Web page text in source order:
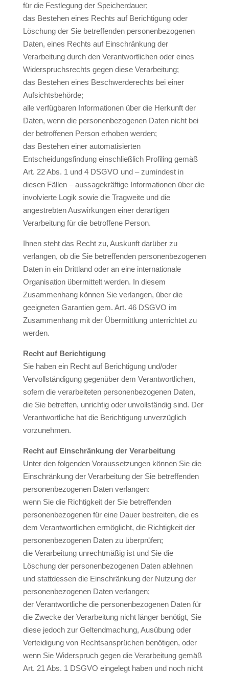
für die Festlegung der Speicherdauer;
das Bestehen eines Rechts auf Berichtigung oder
Löschung der Sie betreffenden personenbezogenen
Daten, eines Rechts auf Einschränkung der
Verarbeitung durch den Verantwortlichen oder eines
Widerspruchsrechts gegen diese Verarbeitung;
das Bestehen eines Beschwerderechts bei einer
Aufsichtsbehörde;
alle verfügbaren Informationen über die Herkunft der
Daten, wenn die personenbezogenen Daten nicht bei
der betroffenen Person erhoben werden;
das Bestehen einer automatisierten
Entscheidungsfindung einschließlich Profiling gemäß
Art. 22 Abs. 1 und 4 DSGVO und – zumindest in
diesen Fällen – aussagekräftige Informationen über die
involvierte Logik sowie die Tragweite und die
angestrebten Auswirkungen einer derartigen
Verarbeitung für die betroffene Person.
Ihnen steht das Recht zu, Auskunft darüber zu
verlangen, ob die Sie betreffenden personenbezogenen
Daten in ein Drittland oder an eine internationale
Organisation übermittelt werden. In diesem
Zusammenhang können Sie verlangen, über die
geeigneten Garantien gem. Art. 46 DSGVO im
Zusammenhang mit der Übermittlung unterrichtet zu
werden.
Recht auf Berichtigung
Sie haben ein Recht auf Berichtigung und/oder
Vervollständigung gegenüber dem Verantwortlichen,
sofern die verarbeiteten personenbezogenen Daten,
die Sie betreffen, unrichtig oder unvollständig sind. Der
Verantwortliche hat die Berichtigung unverzüglich
vorzunehmen.
Recht auf Einschränkung der Verarbeitung
Unter den folgenden Voraussetzungen können Sie die
Einschränkung der Verarbeitung der Sie betreffenden
personenbezogenen Daten verlangen:
wenn Sie die Richtigkeit der Sie betreffenden
personenbezogenen für eine Dauer bestreiten, die es
dem Verantwortlichen ermöglicht, die Richtigkeit der
personenbezogenen Daten zu überprüfen;
die Verarbeitung unrechtmäßig ist und Sie die
Löschung der personenbezogenen Daten ablehnen
und stattdessen die Einschränkung der Nutzung der
personenbezogenen Daten verlangen;
der Verantwortliche die personenbezogenen Daten für
die Zwecke der Verarbeitung nicht länger benötigt, Sie
diese jedoch zur Geltendmachung, Ausübung oder
Verteidigung von Rechtsansprüchen benötigen, oder
wenn Sie Widerspruch gegen die Verarbeitung gemäß
Art. 21 Abs. 1 DSGVO eingelegt haben und noch nicht